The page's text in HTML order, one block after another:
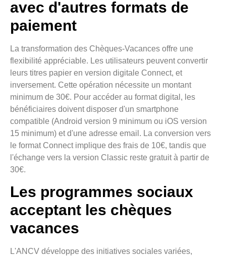
avec d'autres formats de
paiement
La transformation des Chèques-Vacances offre une
flexibilité appréciable. Les utilisateurs peuvent convertir
leurs titres papier en version digitale Connect, et
inversement. Cette opération nécessite un montant
minimum de 30€. Pour accéder au format digital, les
bénéficiaires doivent disposer d'un smartphone
compatible (Android version 9 minimum ou iOS version
15 minimum) et d'une adresse email. La conversion vers
le format Connect implique des frais de 10€, tandis que
l'échange vers la version Classic reste gratuit à partir de
30€.
Les programmes sociaux
acceptant les chèques
vacances
L'ANCV développe des initiatives sociales variées,